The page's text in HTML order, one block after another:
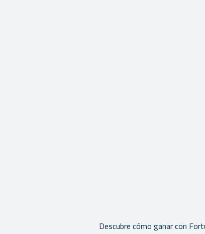
Descubre cómo ganar con